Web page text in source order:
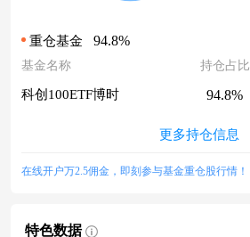
重仓基金 94.8%
基金名称
持仓占比
科创100ETF博时 94.8%
更多持仓信息
在线开户万2.5佣金，即刻参与基金重仓股行情！
特色数据